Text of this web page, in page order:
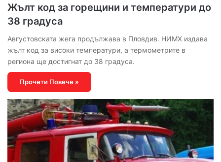
Жълт код за горещини и температури до
38 градуса
Августовската жега продължава в Пловдив. НИМХ издава
жълт код за високи температури, а термометрите в
региона ще достигнат до 38 градуса.
Прочети Повече »